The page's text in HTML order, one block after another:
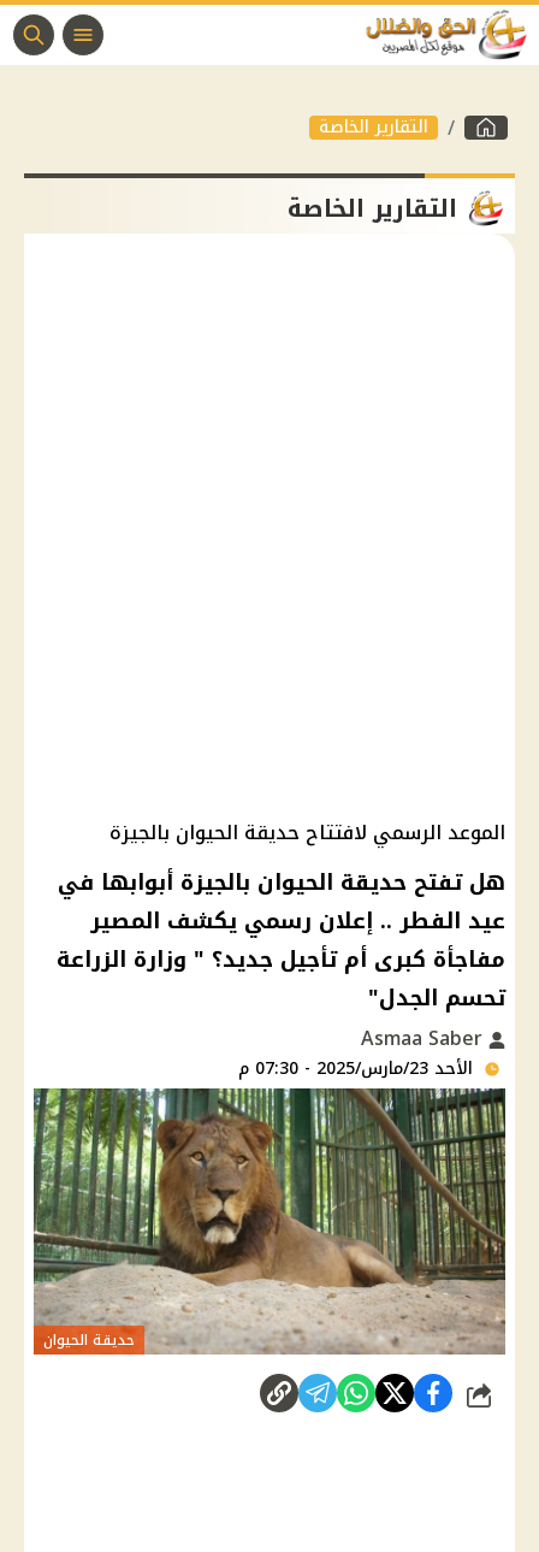
التقارير الخاصة
التقارير الخاصة
الموعد الرسمي لافتتاح حديقة الحيوان بالجيزة
هل تفتح حديقة الحيوان بالجيزة أبوابها في
عيد الفطر .. إعلان رسمي يكشف المصير
مفاجأة كبرى أم تأجيل جديد؟ " وزارة الزراعة
تحسم الجدل"
الأحد 23/مارس/2025 - 07:30 م
حديقة الحيوان
شارك